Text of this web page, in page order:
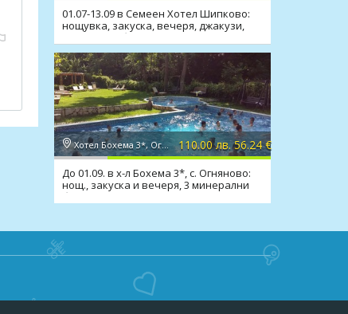
01.07-13.09 в Семеен Хотел Шипково:
нощувка, закуска, вечеря, джакузи,
сауна, мин. басейн
Хотел Бохема 3*, Огняново 110.00 лв. 56.24 €
До 01.09. в х-л Бохема 3*, с. Огняново:
нощ., закуска и вечеря, 3 минерални
басейна, СПА